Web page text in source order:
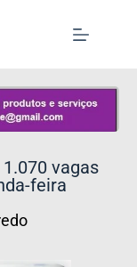
vagas
feira